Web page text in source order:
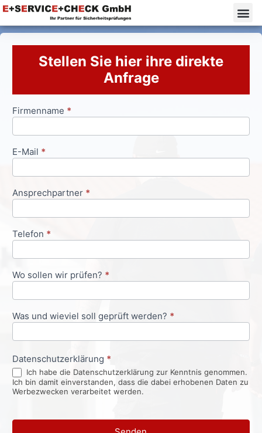
Stellen Sie hier ihre direkte
Anfrage
Anfrageformular
Firmenname *
E-Mail *
Ansprechpartner *
Telefon *
Wo sollen wir prüfen? *
Was und wieviel soll geprüft werden? *
Datenschutzerklärung *
Ich habe die Datenschutzerklärung zur Kenntnis genommen.
Ich bin damit einverstanden, dass die dabei erhobenen Daten zu
Werbezwecken verarbeitet werden.